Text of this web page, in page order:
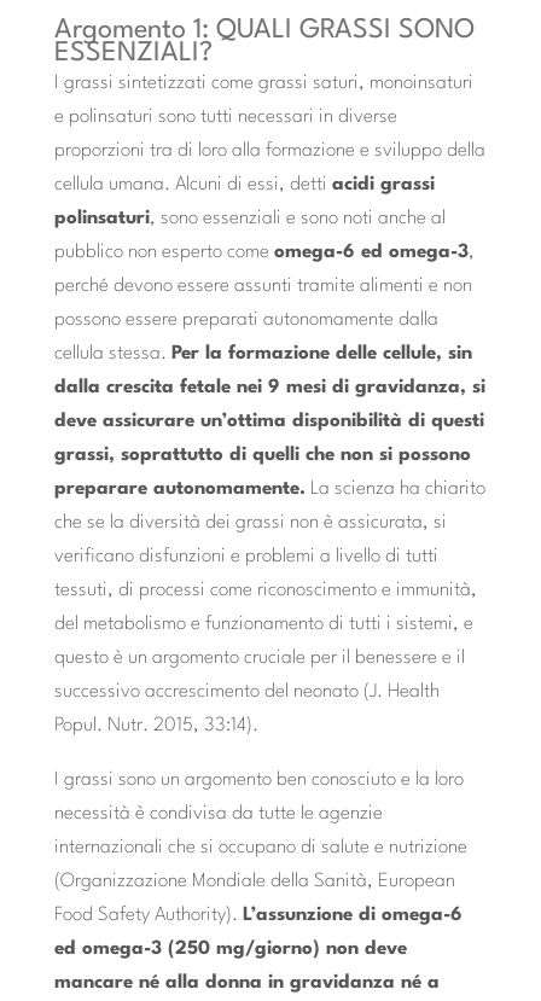
Argomento 1: QUALI GRASSI SONO
ESSENZIALI?
I grassi sintetizzati come grassi saturi, monoinsaturi
e polinsaturi sono tutti necessari in diverse
proporzioni tra di loro alla formazione e sviluppo della
cellula umana. Alcuni di essi, detti acidi grassi
polinsaturi, sono essenziali e sono noti anche al
pubblico non esperto come omega-6 ed omega-3,
perché devono essere assunti tramite alimenti e non
possono essere preparati autonomamente dalla
cellula stessa. Per la formazione delle cellule, sin
dalla crescita fetale nei 9 mesi di gravidanza, si
deve assicurare un’ottima disponibilità di questi
grassi, soprattutto di quelli che non si possono
preparare autonomamente. La scienza ha chiarito
che se la diversità dei grassi non è assicurata, si
verificano disfunzioni e problemi a livello di tutti
tessuti, di processi come riconoscimento e immunità,
del metabolismo e funzionamento di tutti i sistemi, e
questo è un argomento cruciale per il benessere e il
successivo accrescimento del neonato (J. Health
Popul. Nutr. 2015, 33:14).
I grassi sono un argomento ben conosciuto e la loro
necessità è condivisa da tutte le agenzie
internazionali che si occupano di salute e nutrizione
(Organizzazione Mondiale della Sanità, European
Food Safety Authority). L’assunzione di omega-6
ed omega-3 (250 mg/giorno) non deve
mancare né alla donna in gravidanza né a